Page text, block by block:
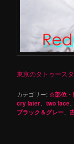
東京のタトゥース
カテゴリー:☆部位・
cry later 、two face
ブラック＆グレー 、